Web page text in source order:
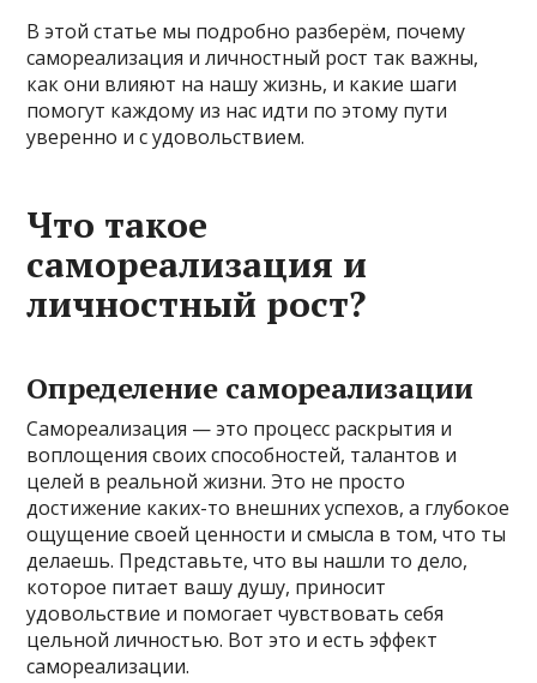
В этой статье мы подробно разберём, почему
самореализация и личностный рост так важны,
как они влияют на нашу жизнь, и какие шаги
помогут каждому из нас идти по этому пути
уверенно и с удовольствием.
Что такое
самореализация и
личностный рост?
Определение самореализации
Самореализация — это процесс раскрытия и
воплощения своих способностей, талантов и
целей в реальной жизни. Это не просто
достижение каких-то внешних успехов, а глубокое
ощущение своей ценности и смысла в том, что ты
делаешь. Представьте, что вы нашли то дело,
которое питает вашу душу, приносит
удовольствие и помогает чувствовать себя
цельной личностью. Вот это и есть эффект
самореализации.